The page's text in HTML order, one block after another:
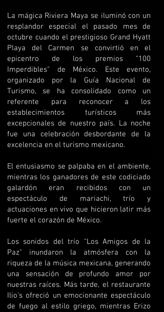
La mágica Riviera Maya se iluminó con un
resplandor especial el pasado mes de
octubre cuando el prestigioso Grand Hyatt
Playa del Carmen se convirtió en el
epicentro de los premios "100
Imperdibles" de México. Este evento,
organizado por la Guía Nacional de
Turismo, se ha consolidado como un
referente para reconocer a los
establecimientos turísticos más
excepcionales de nuestro país. La noche
fue una celebración desbordante de la
excelencia en el turismo mexicano.
El entusiasmo se palpaba en el ambiente,
mientras los ganadores de este codiciado
galardón eran recibidos con un
espectáculo de mariachi, trío y
actuaciones en vivo que hicieron latir más
fuerte el corazón de México.
Los sonidos del trío "Los Amigos de la
Paz" inundaron la atmósfera con la
riqueza de la música mexicana, generando
una sensación de profundo amor por
nuestras raíces. Más tarde, el restaurante
Ilio's ofreció un emocionante espectáculo
de fuego al estilo griego, mientras Erizo